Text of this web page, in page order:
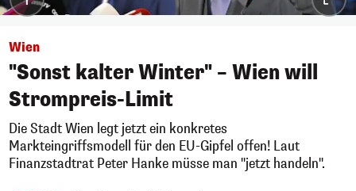
Wien
"Sonst kalter Winter" – Wien will
Strompreis-Limit
Die Stadt Wien legt jetzt ein konkretes
Markteingriffsmodell für den EU-Gipfel offen! Laut
Finanzstadtrat Peter Hanke müsse man "jetzt handeln".